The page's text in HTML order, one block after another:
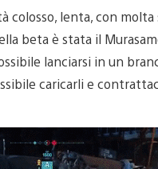
colosso, lenta, con
beta è stata il
lanciarsi in un
caricarli e